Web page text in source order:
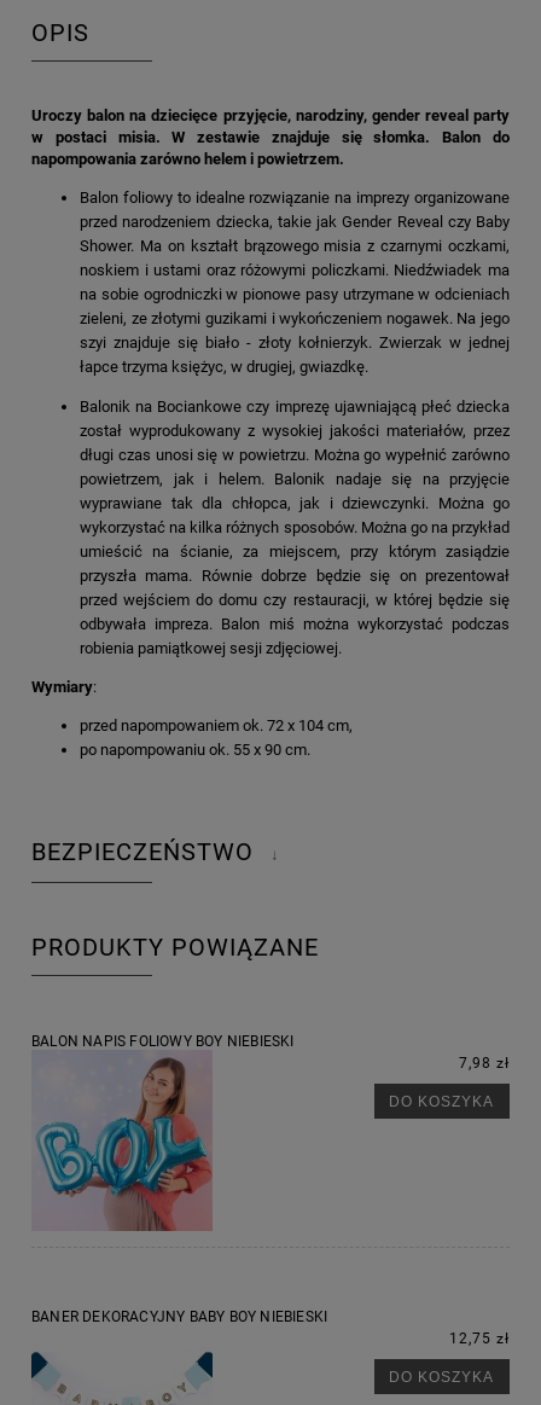
OPIS
Uroczy balon na dziecięce przyjęcie, narodziny, gender reveal party
w postaci misia. W zestawie znajduje się słomka. Balon do
napompowania zarówno helem i powietrzem.
Balon foliowy to idealne rozwiązanie na imprezy organizowane
przed narodzeniem dziecka, takie jak Gender Reveal czy Baby
Shower. Ma on kształt brązowego misia z czarnymi oczkami,
noskiem i ustami oraz różowymi policzkami. Niedźwiadek ma
na sobie ogrodniczki w pionowe pasy utrzymane w odcieniach
zieleni, ze złotymi guzikami i wykończeniem nogawek. Na jego
szyi znajduje się biało - złoty kołnierzyk. Zwierzak w jednej
łapce trzyma księżyc, w drugiej, gwiazdkę.
Balonik na Bociankowe czy imprezę ujawniającą płeć dziecka
został wyprodukowany z wysokiej jakości materiałów, przez
długi czas unosi się w powietrzu. Można go wypełnić zarówno
powietrzem, jak i helem. Balonik nadaje się na przyjęcie
wyprawiane tak dla chłopca, jak i dziewczynki. Można go
wykorzystać na kilka różnych sposobów. Można go na przykład
umieścić na ścianie, za miejscem, przy którym zasiądzie
przyszła mama. Równie dobrze będzie się on prezentował
przed wejściem do domu czy restauracji, w której będzie się
odbywała impreza. Balon miś można wykorzystać podczas
robienia pamiątkowej sesji zdjęciowej.
Wymiary:
przed napompowaniem ok. 72 x 104 cm,
po napompowaniu ok. 55 x 90 cm.
BEZPIECZEŃSTWO ↓
PRODUKTY POWIĄZANE
BALON NAPIS FOLIOWY BOY NIEBIESKI
7,98 zł
DO KOSZYKA
BANER DEKORACYJNY BABY BOY NIEBIESKI
12,75 zł
DO KOSZYKA